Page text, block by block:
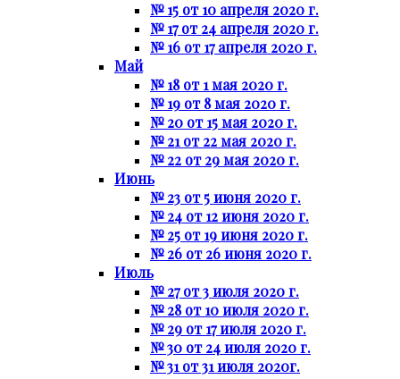
№ 15 от 10 апреля 2020 г.
№ 17 от 24 апреля 2020 г.
№ 16 от 17 апреля 2020 г.
Май
№ 18 от 1 мая 2020 г.
№ 19 от 8 мая 2020 г.
№ 20 от 15 мая 2020 г.
№ 21 от 22 мая 2020 г.
№ 22 от 29 мая 2020 г.
Июнь
№ 23 от 5 июня 2020 г.
№ 24 от 12 июня 2020 г.
№ 25 от 19 июня 2020 г.
№ 26 от 26 июня 2020 г.
Июль
№ 27 от 3 июля 2020 г.
№ 28 от 10 июля 2020 г.
№ 29 от 17 июля 2020 г.
№ 30 от 24 июля 2020 г.
№ 31 от 31 июля 2020г.